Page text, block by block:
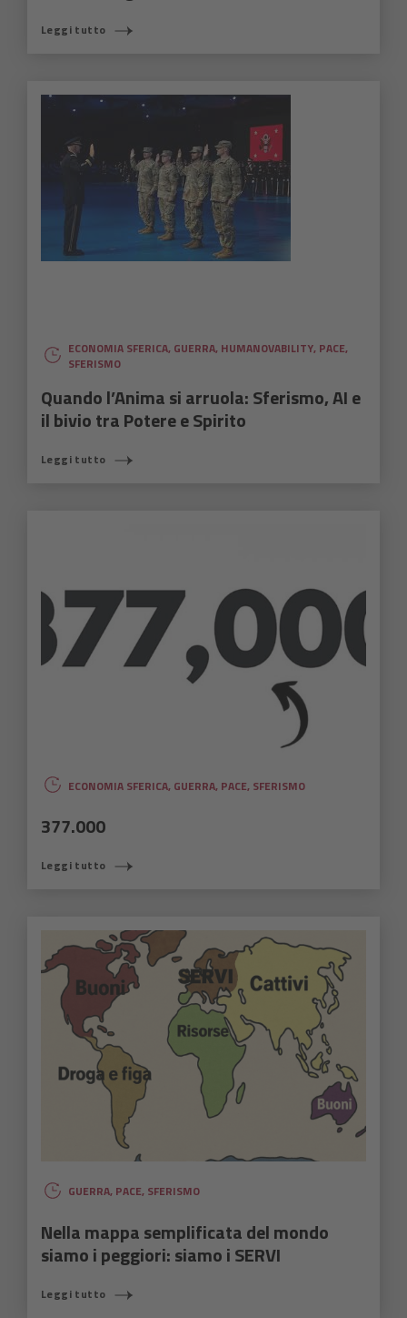
Leggi tutto
ECONOMIA SFERICA, GUERRA, HUMANOVABILITY, PACE,
SFERISMO
Quando l’Anima si arruola: Sferismo, AI e
il bivio tra Potere e Spirito
Leggi tutto
ECONOMIA SFERICA, GUERRA, PACE, SFERISMO
377.000
Leggi tutto
GUERRA, PACE, SFERISMO
Nella mappa semplificata del mondo
siamo i peggiori: siamo i SERVI
Leggi tutto